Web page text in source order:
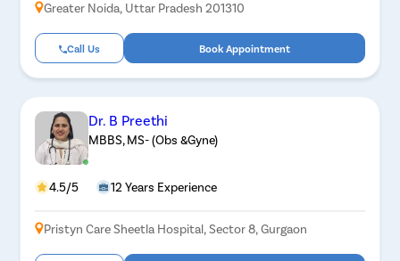
Greater Noida, Uttar Pradesh 201310
Call Us Book Appointment
Dr. B Preethi
MBBS, MS- (Obs &Gyne)
4.5/5 12 Years Experience
Pristyn Care Sheetla Hospital, Sector 8, Gurgaon